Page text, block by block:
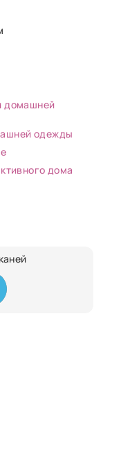
домашней
одежды
дома